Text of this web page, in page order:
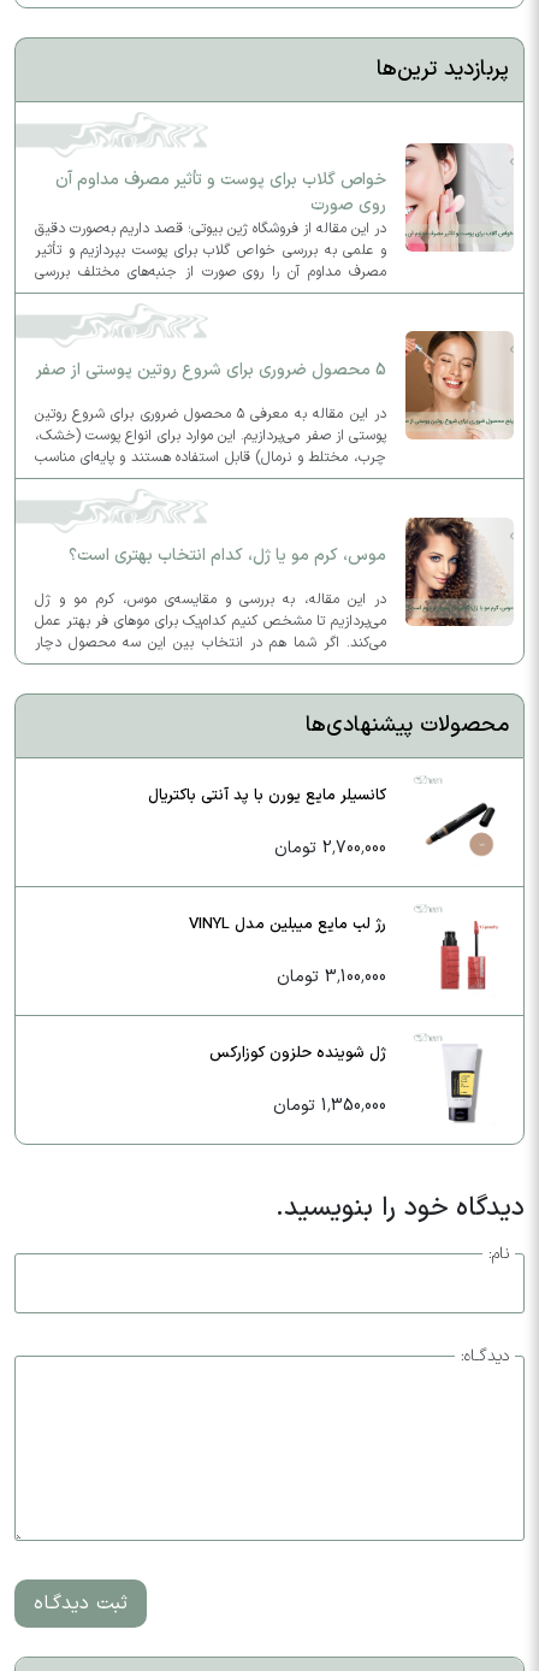
پربازدید ترین‌ها
خواص گلاب برای پوست و تأثیر مصرف مداوم آن
روی صورت
در این مقاله از فروشگاه ژین بیوتی؛ قصد داریم به‌صورت دقیق
و علمی به بررسی خواص گلاب برای پوست بپردازیم و تأثیر
مصرف مداوم آن را روی صورت از جنبه‌های مختلف بررسی
کنیم.
5 محصول ضروری برای شروع روتین پوستی از صفر
در این مقاله به معرفی ۵ محصول ضروری برای شروع روتین
پوستی از صفر می‌پردازیم. این موارد برای انواع پوست (خشک،
چرب، مختلط و نرمال) قابل استفاده هستند و پایه‌ای مناسب
برای روتین روزانه و شبانه شما فراهم می‌کنند.
موس، کرم مو یا ژل، کدام انتخاب بهتری است؟
در این مقاله، به بررسی و مقایسه‌ی موس، کرم مو و ژل
می‌پردازیم تا مشخص کنیم کدام‌یک برای موهای فر بهتر عمل
می‌کند. اگر شما هم در انتخاب بین این سه محصول دچار
تردید شده‌اید، این مطلب به شما کمک خواهد کرد.
محصولات پیشنهادی‌ها
کانسیلر مایع یورن با پد آنتی باکتریال
2,700,000 تومان
رژ لب مایع میبلین مدل VINYL
3,100,000 تومان
ژل شوینده حلزون کوزارکس
1,350,000 تومان
دیدگاه خود را بنویسید.
نام:
دیدگـاه:
ثبت دیدگـاه